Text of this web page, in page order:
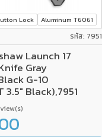
Lock Aluminum T6061
รหัส: 7951
Launch 17
Gray
G-10
3.5" Black),7951